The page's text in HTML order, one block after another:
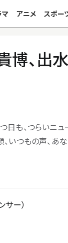
マ アニメ スポー
博、出
日も、つらいニ
いつもの声、あ
サー）